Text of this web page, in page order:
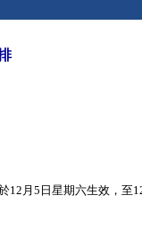
12月5日星期六生效，至